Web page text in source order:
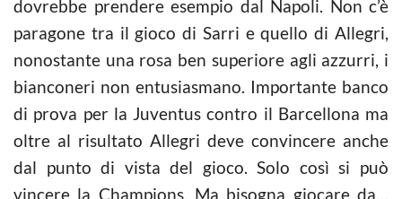
dovrebbe prendere esempio dal Napoli. Non c’è
paragone tra il gioco di Sarri e quello di Allegri,
nonostante una rosa ben superiore agli azzurri, i
bianconeri non entusiasmano. Importante banco
di prova per la Juventus contro il Barcellona ma
oltre al risultato Allegri deve convincere anche
dal punto di vista del gioco. Solo così si può
vincere la Champions. Ma bisogna giocare da…